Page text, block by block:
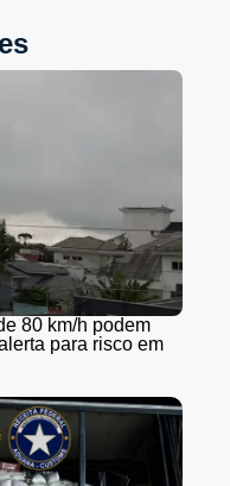
80 km/h podem
para risco em